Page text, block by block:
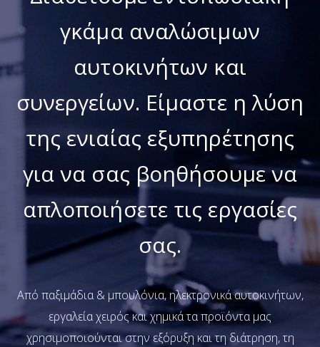
γκάμα αναλώσιμων
αυτοκινήτων και
συνεργείων. Είμαστε η λύση
της ενιαίας εξυπηρέτησης
για να σας βοηθήσουμε να
απλοποιήσετε τις εργασίες
σας.
Από παξιμάδια & μπουλόνια, ηλεκτρονικά αυτοκινήτων,
εργαλεία χειρός και χημικά τα προϊόντα μας
χρησιμοποιούνται στην εξόρυξη και τη διάτρηση, τη